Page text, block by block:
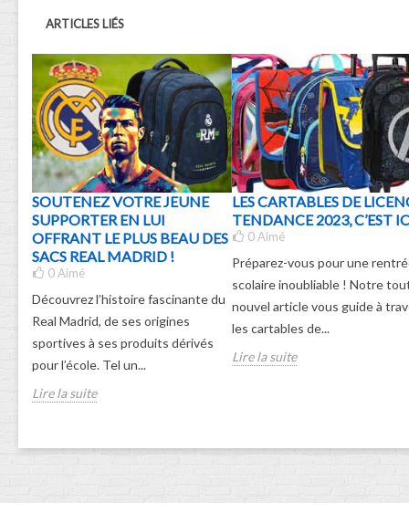
ARTICLES LIÉS
SOUTENEZ VOTRE JEUNE
SUPPORTER EN LUI
OFFRANT LE PLUS BEAU DES
SACS REAL MADRID !
0Aimé
Découvrez l’histoire fascinante du
Real Madrid, de ses origines
sportives à ses produits dérivés
pour l’école. Tel un...
Lire la suite
LES CARTABLES DE
TENDANCE 2023, C’EST
0Aimé
Préparez-vous pour une
scolaire inoubliable ! Notre
nouvel article vous guide à
les cartables de...
Lire la suite